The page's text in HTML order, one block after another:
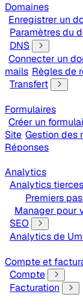
Domaines
Enregistrer un
Paramètres du
DNS
Connecter un
mails Règles de
Transfert
Formulaires
Créer un
Site Gestion des
Réponses
Analytics
Analytics tierces
Premiers
Manager pour
SEO
Analytics de
Compte et
Compte
Facturation